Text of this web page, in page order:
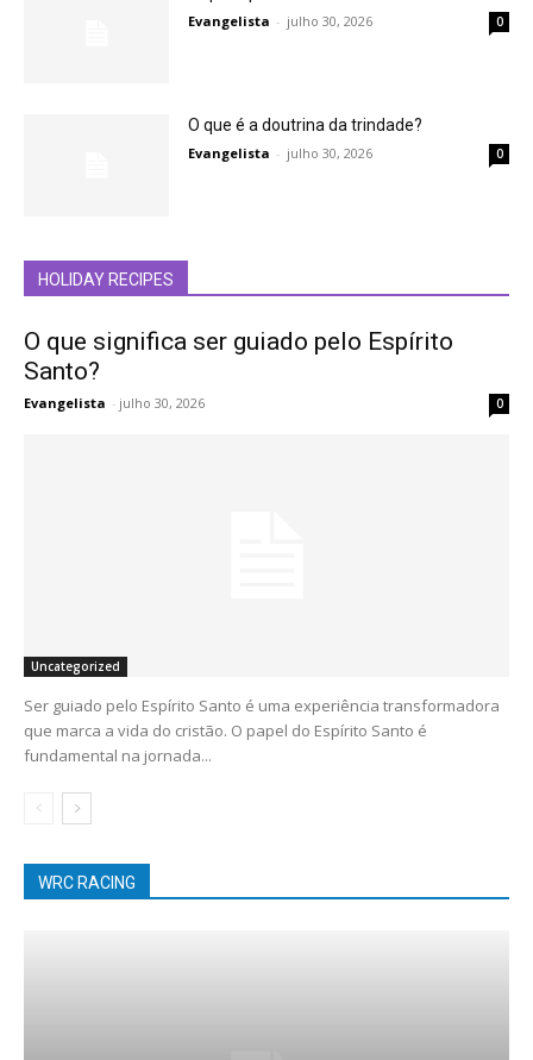
Evangelista - julho 30, 2026 0
O que é a doutrina da trindade?
Evangelista - julho 30, 2026 0
HOLIDAY RECIPES
O que significa ser guiado pelo Espírito
Santo?
Evangelista - julho 30, 2026 0
Uncategorized
Ser guiado pelo Espírito Santo é uma experiência transformadora
que marca a vida do cristão. O papel do Espírito Santo é
fundamental na jornada...
WRC RACING